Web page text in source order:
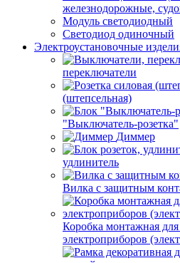
железнодорожные,
Модуль светодиодный
Светодиод одиночный
Электроустановочные
переключатели
(штепсельная)
"Выключатель-розетка"
Диммер
удлинитель
Вилка с защитным
Коробка монтажная
электроприборов